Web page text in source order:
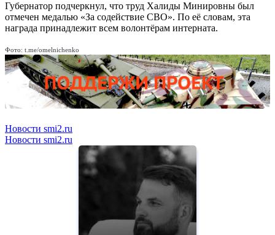
Губернатор подчеркнул, что труд Халиды Минировны был
отмечен медалью «За содействие СВО». По её словам, эта
награда принадлежит всем волонтёрам интерната.
Фото: t.me/omelnichenko
Новости smi2.ru
Новости smi2.ru